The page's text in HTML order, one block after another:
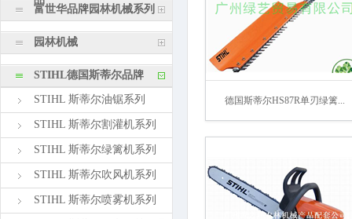
富世华品牌园林机械系列
园林机械
STIHL德国斯蒂尔品牌
STIHL 斯蒂尔油锯系列
STIHL 斯蒂尔割灌机系列
STIHL 斯蒂尔绿篱机系列
STIHL 斯蒂尔吹风机系列
STIHL 斯蒂尔喷雾机系列
德国斯蒂尔HS87R单刃绿篱...